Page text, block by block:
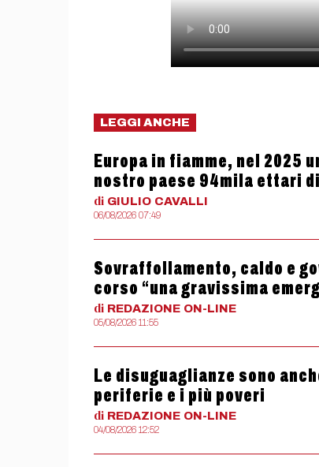
LEGGI ANCHE
Europa in fiamme, nel 2025
nostro paese 94mila ettari
di GIULIO CAVALLI
06/08/2026 07:49
Sovraffollamento, caldo e
corso “una gravissima
di REDAZIONE ON-LINE
05/08/2026 11:55
Le disuguaglianze sono
periferie e i più poveri
di REDAZIONE ON-LINE
04/08/2026 12:52